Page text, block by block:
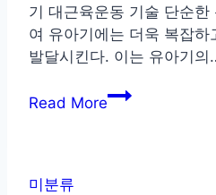
기 대근육운동 기술 단순
여 유아기에는 더욱 복잡
발달시킨다. 이는 유아기의
Read More
유
미분류